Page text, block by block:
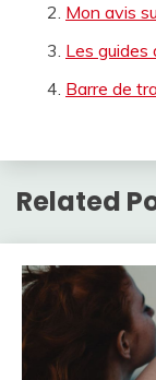
Mon avis
Les guides
Barre de
Related